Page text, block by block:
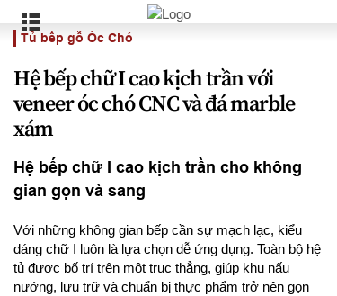
Tủ bếp gỗ Óc Chó
Hệ bếp chữ I cao kịch trần với
veneer óc chó CNC và đá marble
xám
Hệ bếp chữ I cao kịch trần cho không
gian gọn và sang
Với những không gian bếp cần sự mạch lạc, kiểu
dáng chữ I luôn là lựa chọn dễ ứng dụng. Toàn bộ hệ
tủ được bố trí trên một trục thẳng, giúp khu nấu
nướng, lưu trữ và chuẩn bị thực phẩm trở nên gọn